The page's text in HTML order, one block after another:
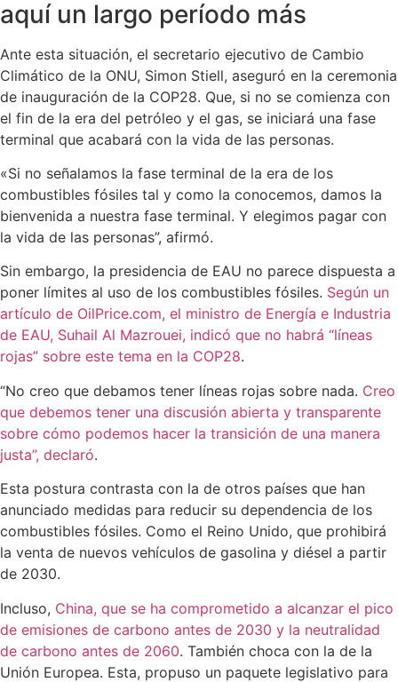
aquí un largo período más
Ante esta situación, el secretario ejecutivo de Cambio
Climático de la ONU, Simon Stiell, aseguró en la ceremonia
de inauguración de la COP28. Que, si no se comienza con
el fin de la era del petróleo y el gas, se iniciará una fase
terminal que acabará con la vida de las personas.
«Si no señalamos la fase terminal de la era de los
combustibles fósiles tal y como la conocemos, damos la
bienvenida a nuestra fase terminal. Y elegimos pagar con
la vida de las personas”, afirmó.
Sin embargo, la presidencia de EAU no parece dispuesta a
poner límites al uso de los combustibles fósiles. Según un
artículo de OilPrice.com, el ministro de Energía e Industria
de EAU, Suhail Al Mazrouei, indicó que no habrá “líneas
rojas” sobre este tema en la COP28.
“No creo que debamos tener líneas rojas sobre nada. Creo
que debemos tener una discusión abierta y transparente
sobre cómo podemos hacer la transición de una manera
justa”, declaró.
Esta postura contrasta con la de otros países que han
anunciado medidas para reducir su dependencia de los
combustibles fósiles. Como el Reino Unido, que prohibirá
la venta de nuevos vehículos de gasolina y diésel a partir
de 2030.
Incluso, China, que se ha comprometido a alcanzar el pico
de emisiones de carbono antes de 2030 y la neutralidad
de carbono antes de 2060. También choca con la de la
Unión Europea. Esta, propuso un paquete legislativo para